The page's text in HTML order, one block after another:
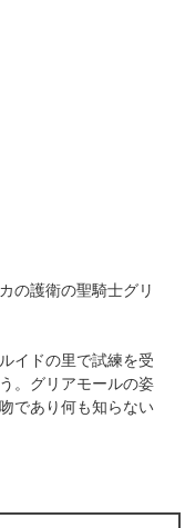
の護衛の聖騎士グリ
イドの里で試練を受
。グリアモールの姿
であり何も知らない